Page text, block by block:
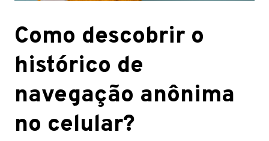
Como descobrir o
histórico de
navegação anônima
no celular?